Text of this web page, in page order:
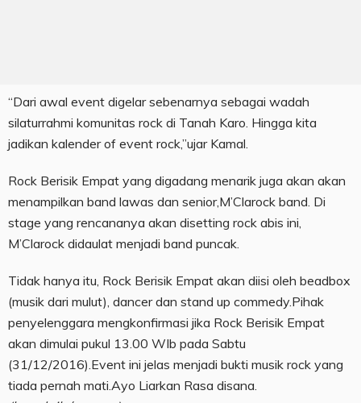
“Dari awal event digelar sebenarnya sebagai wadah
silaturrahmi komunitas rock di Tanah Karo. Hingga kita
jadikan kalender of event rock,”ujar Kamal.
Rock Berisik Empat yang digadang menarik juga akan akan
menampilkan band lawas dan senior,M’Clarock band. Di
stage yang rencananya akan disetting rock abis ini,
M’Clarock didaulat menjadi band puncak.
Tidak hanya itu, Rock Berisik Empat akan diisi oleh beadbox
(musik dari mulut), dancer dan stand up commedy.Pihak
penyelenggara mengkonfirmasi jika Rock Berisik Empat
akan dimulai pukul 13.00 WIb pada Sabtu
(31/12/2016).Event ini jelas menjadi bukti musik rock yang
tiada pernah mati.Ayo Liarkan Rasa disana.